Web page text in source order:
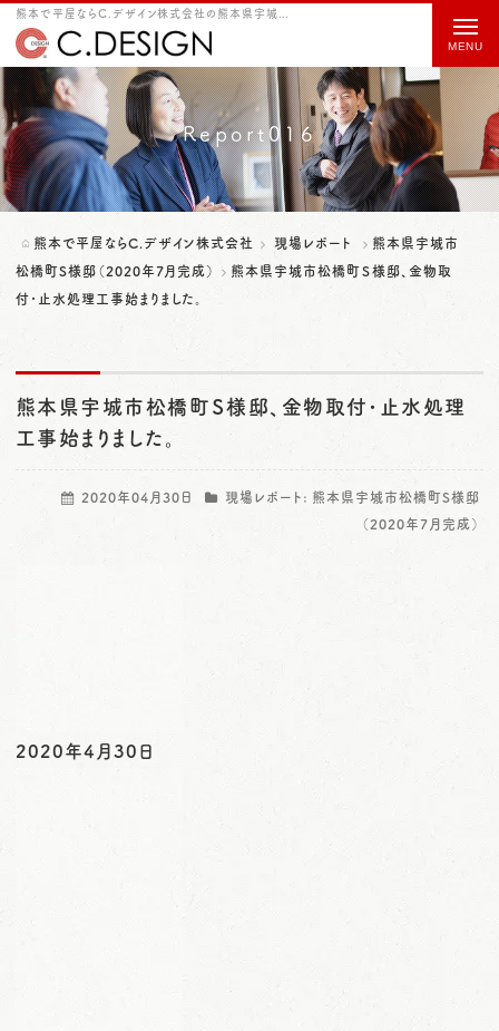
熊本で平屋ならC.デザイン株式会社の熊本県宇城市松橋町Ｓ様邸、金物取付･止水処理工事始まりました。をご紹介
Report016
熊本で平屋ならC.デザイン株式会社 現場レポート
熊本県宇城市
松橋町S様邸（2020年7月完成）
熊本県宇城市松橋町Ｓ様邸、金物取
付･止水処理工事始まりました。
熊本県宇城市松橋町Ｓ様邸、金物取付･止水処理
工事始まりました。
2020年04月30日 現場レポート: 熊本県宇城市松橋町S様邸
（2020年7月完成）
2020年4月30日
t
o
g
g
l
e
g
o